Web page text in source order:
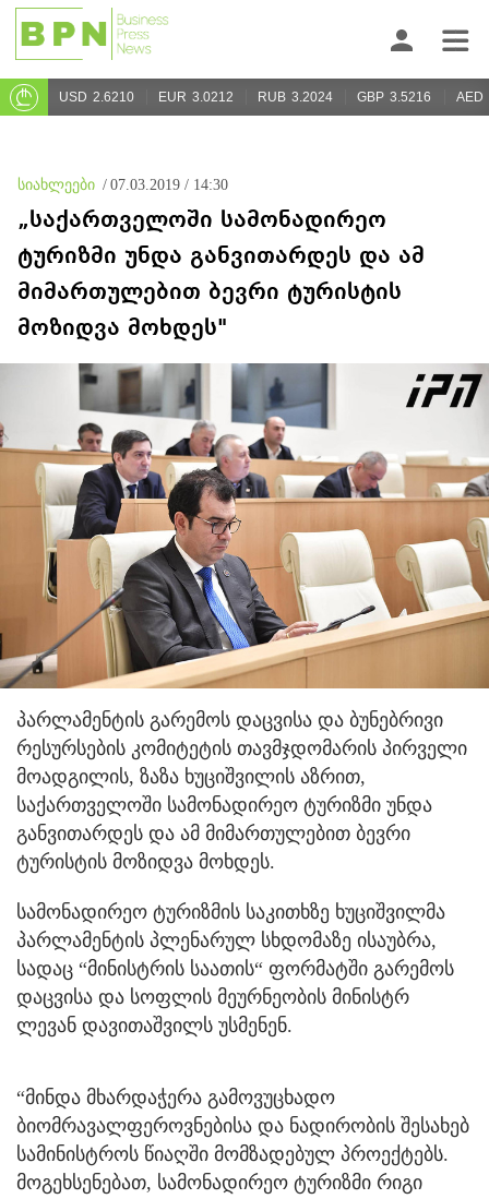
USD 2.6210 EUR 3.0212 RUB 3.2024 GBP 3.5216 AED
სიახლეები / 07.03.2019 / 14:30
„საქართველოში სამონადირეო
ტურიზმი უნდა განვითარდეს და ამ
მიმართულებით ბევრი ტურისტის
მოზიდვა მოხდეს"
პარლამენტის გარემოს დაცვისა და ბუნებრივი
რესურსების კომიტეტის თავმჯდომარის პირველი
მოადგილის, ზაზა ხუციშვილის აზრით,
საქართველოში სამონადირეო ტურიზმი უნდა
განვითარდეს და ამ მიმართულებით ბევრი
ტურისტის მოზიდვა მოხდეს.
სამონადირეო ტურიზმის საკითხზე ხუციშვილმა
პარლამენტის პლენარულ სხდომაზე ისაუბრა,
სადაც “მინისტრის საათის“ ფორმატში გარემოს
დაცვისა და სოფლის მეურნეობის მინისტრ
ლევან დავითაშვილს უსმენენ.
“მინდა მხარდაჭერა გამოვუცხადო
ბიომრავალფეროვნებისა და ნადირობის შესახებ
სამინისტროს წიაღში მომზადებულ პროექტებს.
მოგეხსენებათ, სამონადირეო ტურიზმი რიგი